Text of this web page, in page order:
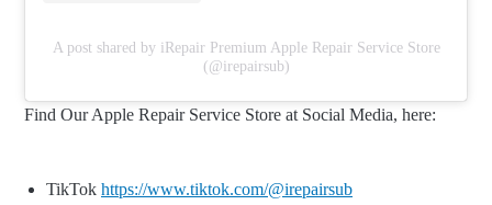
A post shared by iRepair Premium Apple Repair Service Store
(@irepairsub)
Find Our Apple Repair Service Store at Social Media, here:
TikTok https://www.tiktok.com/@irepairsub